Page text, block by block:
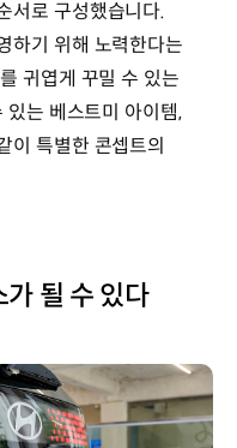
서로 구성했습니다.
하기 위해 노력한다는
귀엽게 꾸밀 수 있는
는 베스트미 아이템,
이 특별한 콘셉트의
될 수 있다